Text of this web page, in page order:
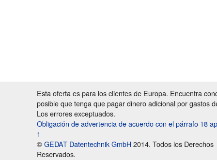
Esta oferta es para los clientes de Europa. Encuentra
posible que tenga que pagar dinero adicional por gastos
Los errores exceptuados.
Obligación de advertencia de acuerdo con el párrafo 18
1
©GEDAT Datentechnik GmbH2014. Todos los Derechos
Reservados.